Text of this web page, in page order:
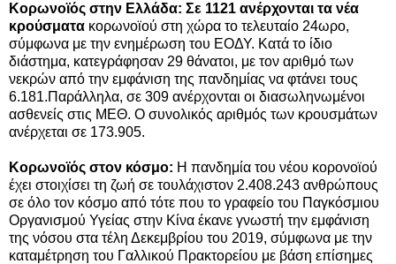
Κορωνοϊός στην Ελλάδα: Σε 1121 ανέρχονται τα νέα
κρούσματα κορωνοϊού στη χώρα το τελευταίο 24ωρο,
σύμφωνα με την ενημέρωση του ΕΟΔΥ. Κατά το ίδιο
διάστημα, κατεγράφησαν 29 θάνατοι, με τον αριθμό των
νεκρών από την εμφάνιση της πανδημίας να φτάνει τους
6.181.Παράλληλα, σε 309 ανέρχονται οι διασωληνωμένοι
ασθενείς στις ΜΕΘ. Ο συνολικός αριθμός των κρουσμάτων
ανέρχεται σε 173.905.
Κορωνοϊός στον κόσμο: Η πανδημία του νέου κορονοϊού
έχει στοιχίσει τη ζωή σε τουλάχιστον 2.408.243 ανθρώπους
σε όλο τον κόσμο από τότε που το γραφείο του Παγκόσμιου
Οργανισμού Υγείας στην Κίνα έκανε γνωστή την εμφάνιση
της νόσου στα τέλη Δεκεμβρίου του 2019, σύμφωνα με την
καταμέτρηση του Γαλλικού Πρακτορείου με βάση επίσημες